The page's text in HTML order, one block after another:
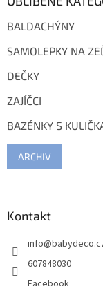
BALDACHÝNY
SAMOLEPKY NA
DEČKY
ZAJÍČCI
BAZÉNKY S
ARCHIV
Kontakt
info@
607848030